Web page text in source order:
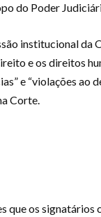
do Poder
institucional da
e os direitos
e “violações ao
Corte.
que os signatários